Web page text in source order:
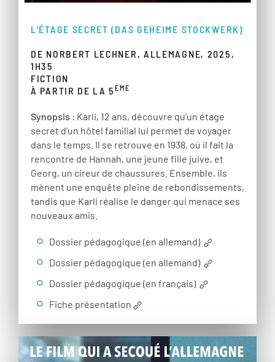
L’ÉTAGE SECRET (DAS GEHEIME STOCKWERK)
DE NORBERT LECHNER, ALLEMAGNE, 2025,
1H35
FICTION
À PARTIR DE LA 5ÈME
Synopsis : Karli, 12 ans, découvre qu’un étage
secret d’un hôtel familial lui permet de voyager
dans le temps. Il se retrouve en 1938, où il fait la
rencontre de Hannah, une jeune fille juive, et
Georg, un cireur de chaussures. Ensemble, ils
mènent une enquête pleine de rebondissements,
tandis que Karli réalise le danger qui menace ses
nouveaux amis.
Dossier pédagogique (en allemand)
Dossier pédagogique (en allemand)
Dossier pédagogique (en français)
Fiche présentation